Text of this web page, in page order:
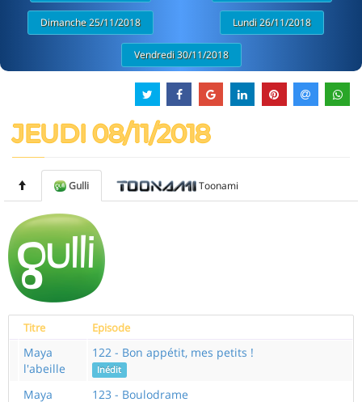
Dimanche 25/11/2018 Lundi 26/11/2018
Vendredi 30/11/2018
JEUDI 08/11/2018
Gulli Toonami
Titre Episode
Maya
l'abeille
122 - Bon appétit, mes petits !
Inédit
Maya 123 - Boulodrame